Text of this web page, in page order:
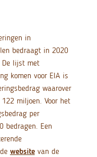
in
bedraagt in 2020
De lijst met
komen voor EIA is
waarover
miljoen. Voor het
per
bedragen. Een
websitevan de